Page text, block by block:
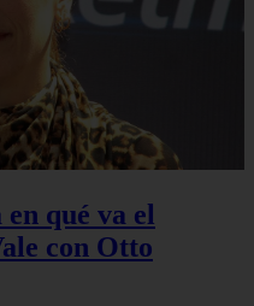
qué va el
con Otto